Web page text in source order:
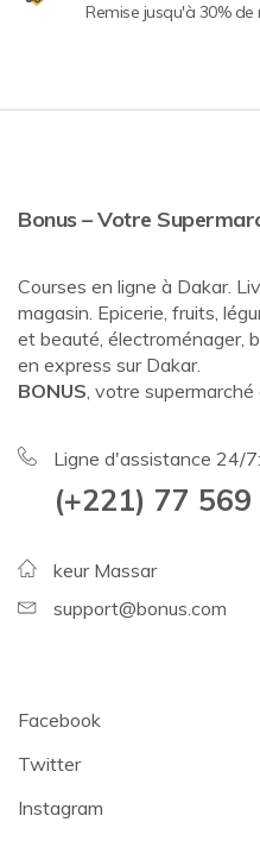
Remise jusqu'à 30% de
Bonus – Votre
Courses en ligne à Dakar.
magasin. Epicerie, fruits,
et beauté, électroménager,
en express sur Dakar.
BONUS, votre supermarché
Ligne d'assistance 24/7:
(+221) 77 569
keur Massar
support@bonus.com
Facebook
Twitter
Instagram